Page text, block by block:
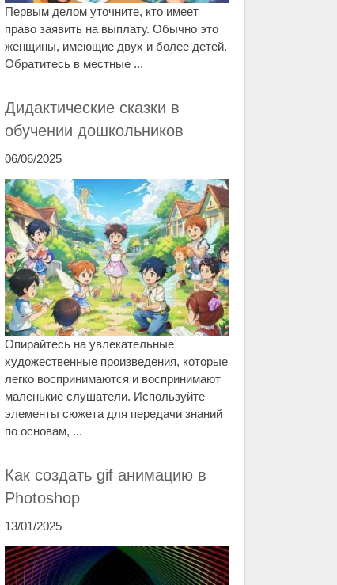
Первым делом уточните, кто имеет
право заявить на выплату. Обычно это
женщины, имеющие двух и более детей.
Обратитесь в местные ...
Дидактические сказки в
обучении дошкольников
06/06/2025
Опирайтесь на увлекательные
художественные произведения, которые
легко воспринимаются и воспринимают
маленькие слушатели. Используйте
элементы сюжета для передачи знаний
по основам, ...
Как создать gif анимацию в
Photoshop
13/01/2025